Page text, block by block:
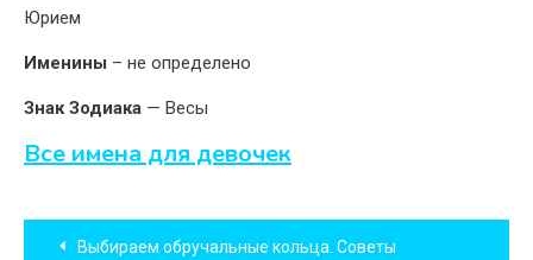
Юрием
Именины – не определено
Знак Зодиака — Весы
Все имена для девочек
Навигация
Выбираем обручальные кольца. Советы